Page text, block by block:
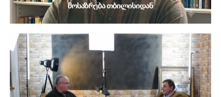
მოსაზრება თბილისიდან